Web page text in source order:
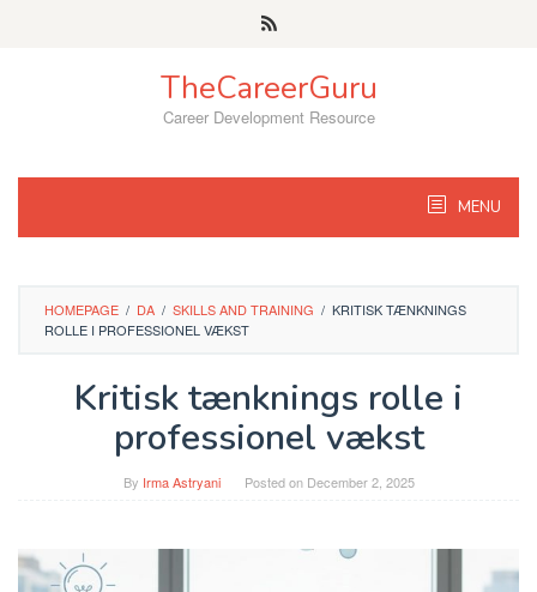
TheCareerGuru
Career Development Resource
MENU
HOMEPAGE / DA / SKILLS AND TRAINING / KRITISK TÆNKNINGS
ROLLE I PROFESSIONEL VÆKST
Kritisk tænknings rolle i
professionel vækst
By Irma Astryani Posted on December 2, 2025